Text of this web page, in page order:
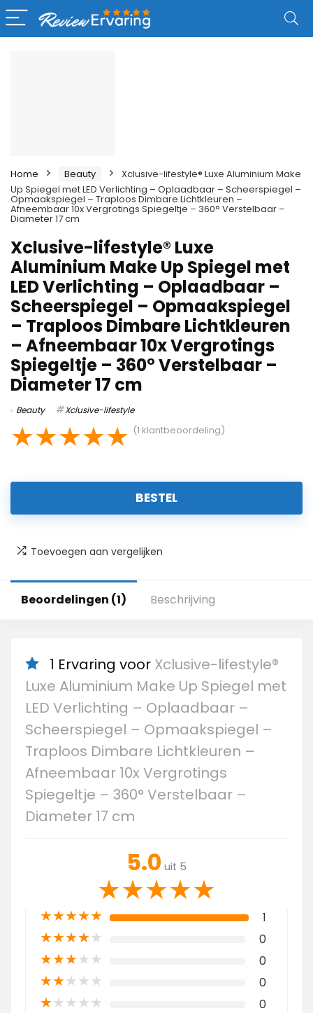
Home Beauty
Xclusive-lifestyle® Luxe Aluminium Make
Up Spiegel met LED Verlichting – Oplaadbaar – Scheerspiegel –
Opmaakspiegel – Traploos Dimbare Lichtkleuren –
Afneembaar 10x Vergrotings Spiegeltje – 360° Verstelbaar –
Diameter 17 cm
Xclusive-lifestyle® Luxe
Aluminium Make Up Spiegel met
LED Verlichting – Oplaadbaar –
Scheerspiegel – Opmaakspiegel
– Traploos Dimbare Lichtkleuren
– Afneembaar 10x Vergrotings
Spiegeltje – 360° Verstelbaar –
Diameter 17 cm
Beauty Xclusive-lifestyle
★★★★★ (1 klantbeoordeling)
BESTEL
Toevoegen aan vergelijken
Beoordelingen (1) Beschrijving
1 Ervaring voor Xclusive-lifestyle®
Luxe Aluminium Make Up Spiegel met
LED Verlichting – Oplaadbaar –
Scheerspiegel – Opmaakspiegel –
Traploos Dimbare Lichtkleuren –
Afneembaar 10x Vergrotings
Spiegeltje – 360° Verstelbaar –
Diameter 17 cm
5.0 uit 5
★★★★★
★★★★★ 1
★★★★★ 0
★★★★★ 0
★★★★★ 0
★★★★★ 0